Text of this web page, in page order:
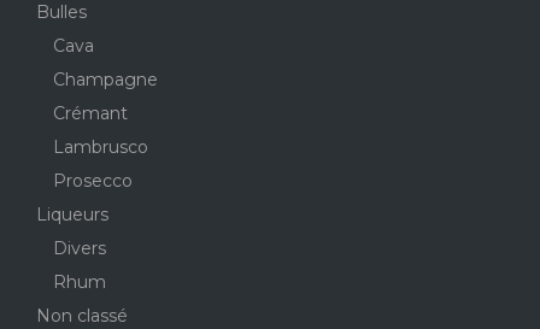
Bulles
Cava
Champagne
Crémant
Lambrusco
Prosecco
Liqueurs
Divers
Rhum
Non classé